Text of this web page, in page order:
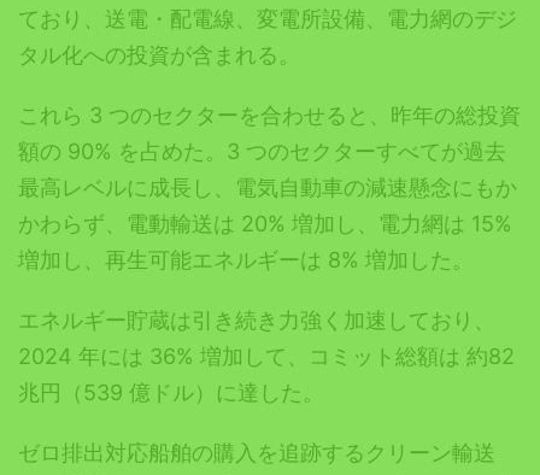
ており、送電・配電線、変電所設備、電力網のデジ
タル化への投資が含まれる。
これら 3 つのセクターを合わせると、昨年の総投資
額の 90% を占めた。3 つのセクターすべてが過去
最高レベルに成長し、電気自動車の減速懸念にもか
かわらず、電動輸送は 20% 増加し、電力網は 15%
増加し、再生可能エネルギーは 8% 増加した。
エネルギー貯蔵は引き続き力強く加速しており、
2024 年には 36% 増加して、コミット総額は 約82
兆円（539 億ドル）に達した。
ゼロ排出対応船舶の購入を追跡するクリーン輸送